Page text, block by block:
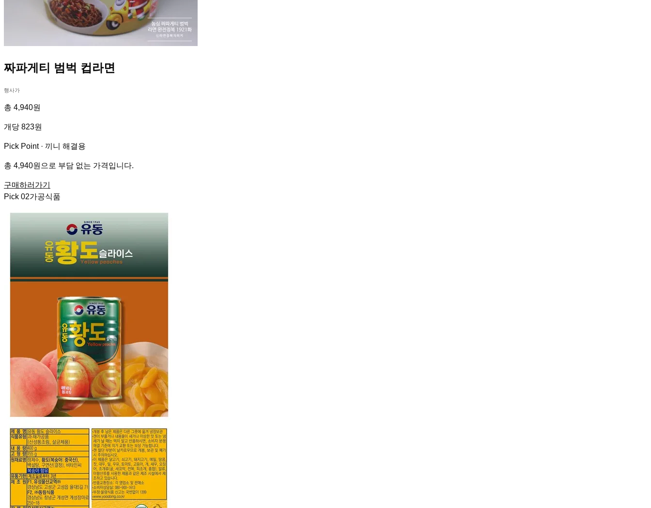
짜파게티 범벅 컵라면
행사가
총 4,940원
개당 823원
Pick Point · 끼니 해결용
총 4,940원으로 부담 없는 가격입니다.
구매하러가기
Pick 02가공식품